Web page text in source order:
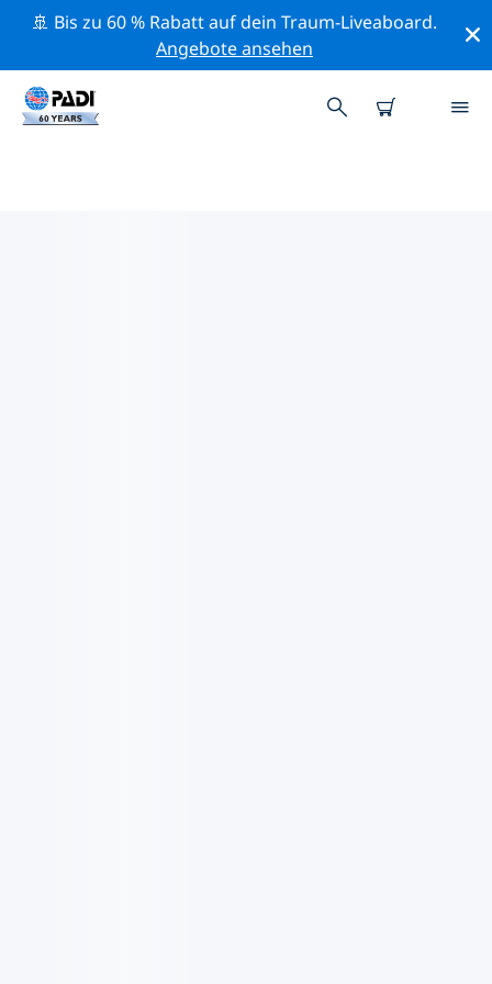
🚢 Bis zu 60 % Rabatt auf dein Traum-Liveaboard.
Angebote ansehen